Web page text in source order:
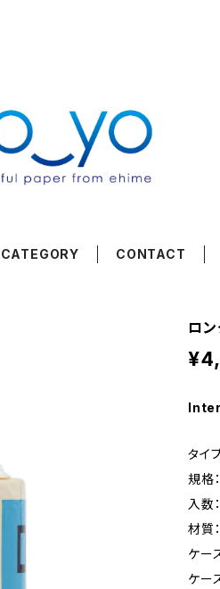
CATEGORY CONTACT
ロ
タイ
規格
入数
材質
ケー
ケー